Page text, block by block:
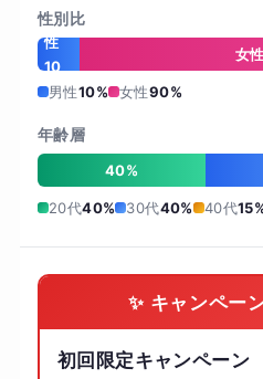
性別比
男
性
10
%
女
男性10% 女性90%
年齢層
40%
20代40% 30代40% 40代
✨ キャンペー
初回限定キャンペーン